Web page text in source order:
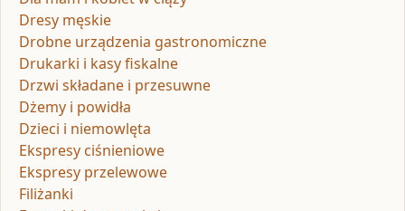
Dresy męskie
Drobne urządzenia gastronomiczne
Drukarki i kasy fiskalne
Drzwi składane i przesuwne
Dżemy i powidła
Dzieci i niemowlęta
Ekspresy ciśnieniowe
Ekspresy przelewowe
Filiżanki